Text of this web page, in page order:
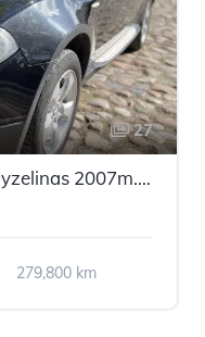
27
BMW X3 nuo 128 €/ mėn Dyzelinas 2007m. Visureigis Mechaninė
279,800 km